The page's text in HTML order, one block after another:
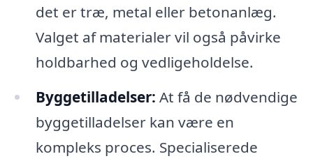
det er træ, metal eller betonanlæg.
Valget af materialer vil også påvirke
holdbarhed og vedligeholdelse.
Byggetilladelser: At få de nødvendige
byggetilladelser kan være en
kompleks proces. Specialiserede